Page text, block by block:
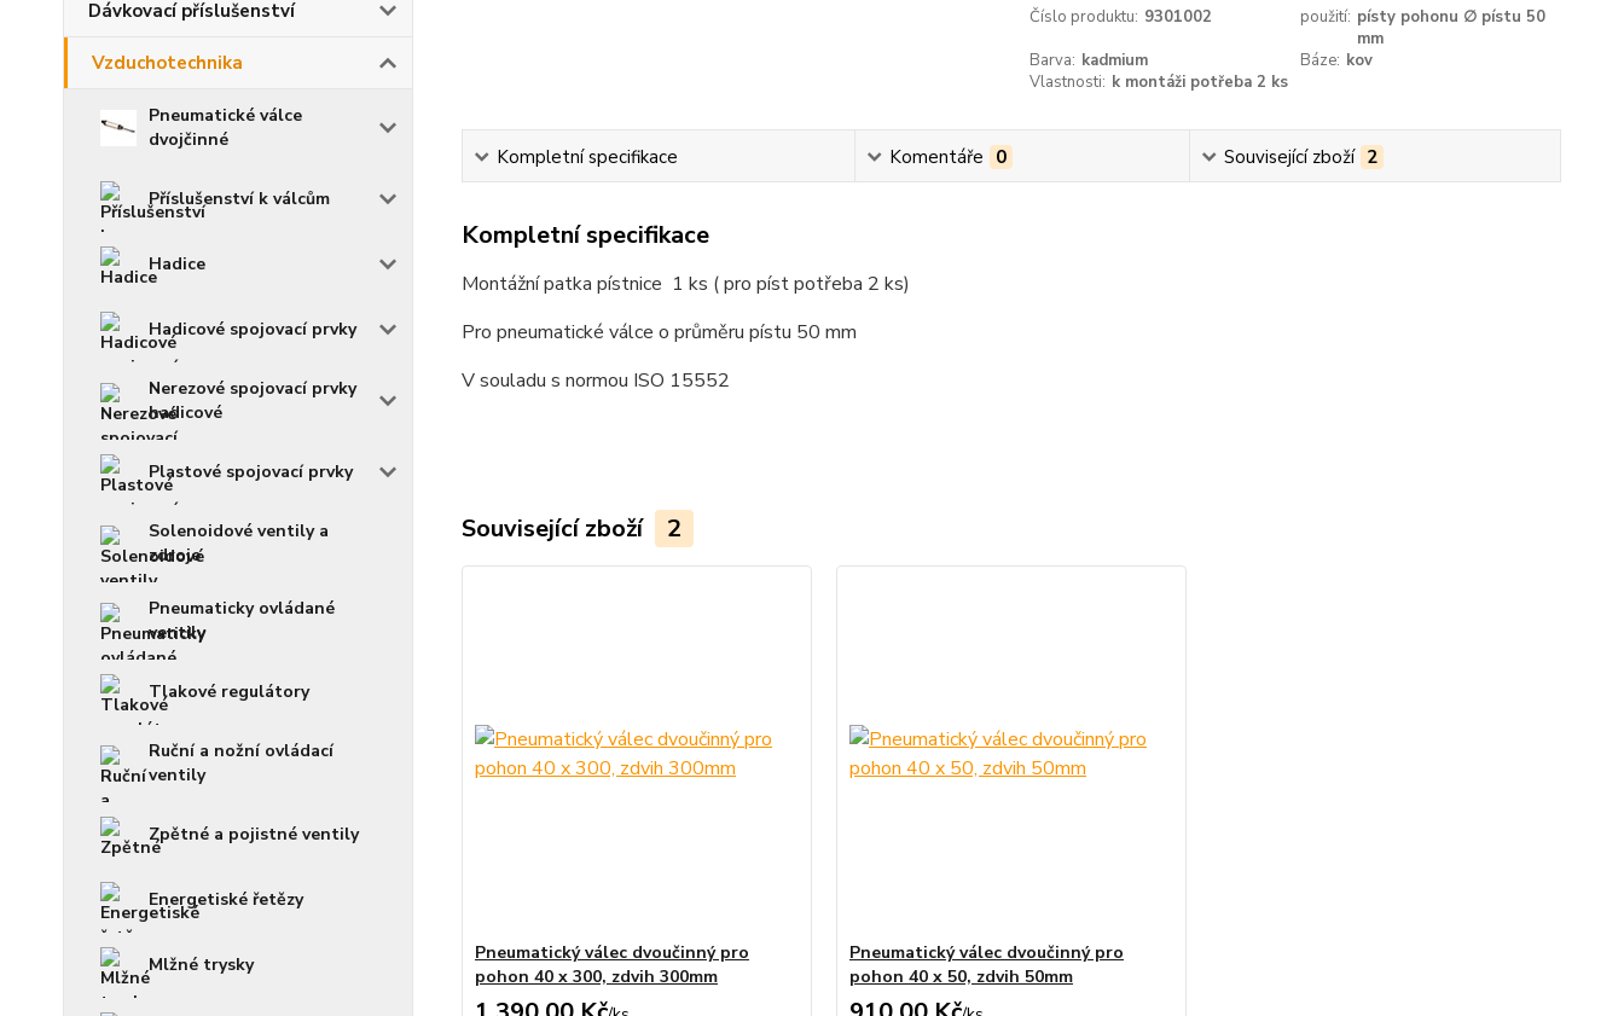
Dávkovací příslušenství
Vzduchotechnika
Pneumatické válce
dvojčinné
Příslušenství k válcům
Hadice
Hadicové spojovací prvky
Nerezové spojovací prvky
hadicové
Plastové spojovací prvky
Solenoidové ventily a
zdroje
Pneumaticky ovládané
ventily
Tlakové regulátory
Ruční a nožní ovládací
ventily
Zpětné a pojistné ventily
Energetiské řetězy
Mlžné trysky
Číslo produktu: 9301002 použití: písty pohonu ∅ pístu 50
mm
Barva: kadmium Báze: kov
Vlastnosti: k montáži potřeba 2 ks
Kompletní specifikace Komentáře 0 Související zboží 2
Kompletní specifikace
Montážní patka pístnice 1 ks ( pro píst potřeba 2 ks)
Pro pneumatické válce o průměru pístu 50 mm
V souladu s normou ISO 15552
Související zboží 2
Pneumatický válec dvoučinný pro
pohon 40 x 300, zdvih 300mm
Pneumatický válec dvoučinný pro
pohon 40 x 50, zdvih 50mm